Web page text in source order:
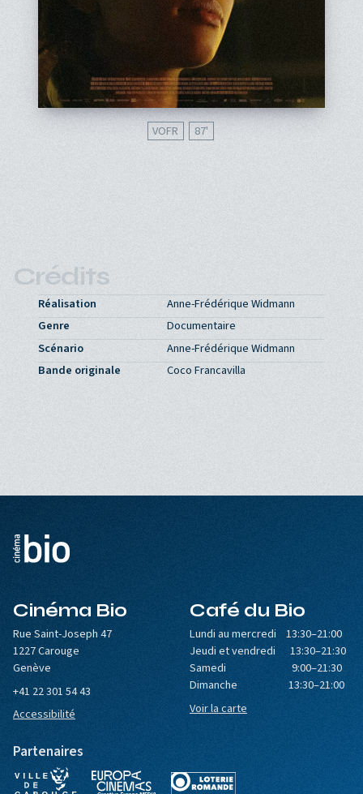
VOFR 87'
Crédits
Réalisation
Anne-Frédérique Widmann
Genre
Documentaire
Scénario
Anne-Frédérique Widmann
Bande originale
Coco Francavilla
Cinéma Bio
Rue Saint-Joseph 47
1227 Carouge
Genève
+41 22 301 54 43
Accessibilité
Café du Bio
Lundi au mercredi 13:30–21:00
Jeudi et vendredi 13:30–21:30
Samedi 9:00–21:30
Dimanche 13:30–21:00
Voir la carte
Partenaires